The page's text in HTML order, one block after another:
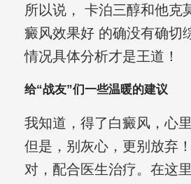
所以说， 卡泊三醇和他克
癜风效果好 的确没有确切
情况具体分析才是王道！
给“战友”们一些温暖的建议
我知道，得了白癜风，心
但是，别灰心，更别放弃
对，配合医生治疗。在这